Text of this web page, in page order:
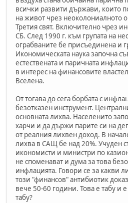
всички развити държави, които
на живот чрез неоколониалното
Третия свят. Включително чрез
СБ. След 1990 г. към групата на
ограбваните бе присъединена и
Икономическата наука започна
естествената и паричната
в интерес на финансовите
Вселена.
От тогава до сега борбата с
безотказен инструмент.
основната лихва. Населенито
харчи и да държи парите си на
от реалния лихвен доход. В
лихва в САЩ бе над 20%. Учуден
икономисти и министри по
не споменават и дума за това
инфлацията. Говори се за какви
този "финансов" антибиотик
вече 50-60 години. Това е табу и
табу?